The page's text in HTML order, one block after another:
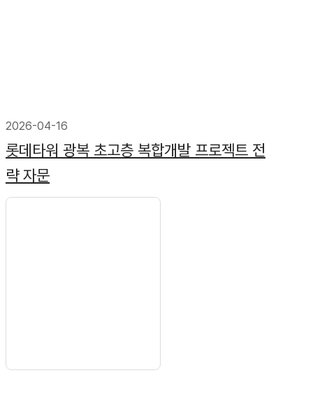
2026-04-16
롯데타워 광복 초고층 복합개발 프로젝트 전
략 자문